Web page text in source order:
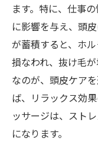
ストレス
宇都宮市
頭皮ケアの重
実践するべき
専門家が
宇都宮市
専門的な
ます。特に、仕事
に影響を与え、頭
が蓄積すると、ホ
損なわれ、抜け毛
なのが、頭皮ケア
ば、リラックス効
ッサージは、スト
になります。